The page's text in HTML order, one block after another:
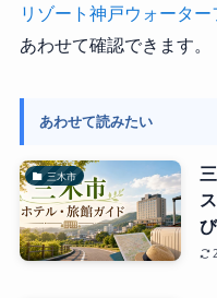
リゾート神戸ウォータ
あわせて確認できます。
あわせて読みたい
三木市
び